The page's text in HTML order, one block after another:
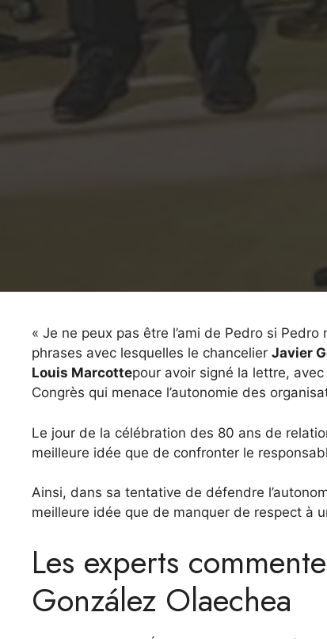
« Je ne peux pas être l’ami de Pedro si
phrases avec lesquelles le chancelier Javier
Louis Marcottepour avoir signé la lettre,
Congrès qui menace l’autonomie des
Le jour de la célébration des 80 ans de
meilleure idée que de confronter le
Ainsi, dans sa tentative de défendre
meilleure idée que de manquer de respect à
Les experts
González Olaechea